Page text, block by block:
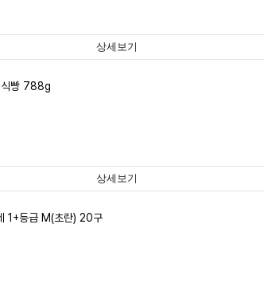
상세보기
식빵 788g
상세보기
1+등급 M(초란) 20구